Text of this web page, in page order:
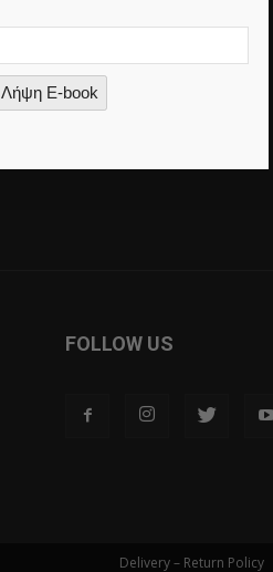
blokkfont.com
nesrf.org.uk
FOLLOW US
Delivery – Return Policy
Λήψη E-book